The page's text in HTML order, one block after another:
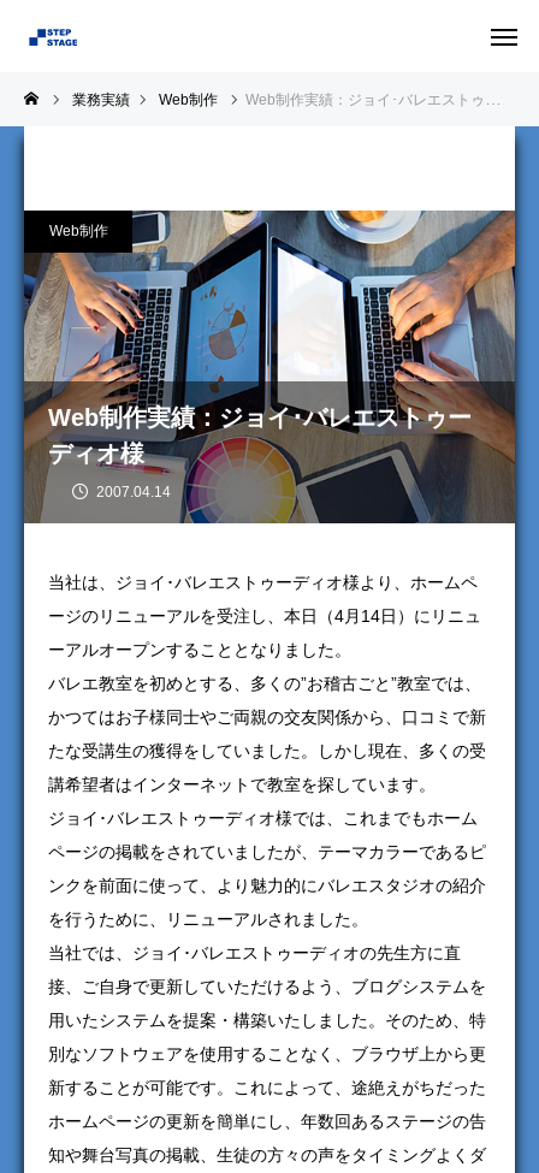
業務実績 Web制作 Web制作実績：ジョイ･バレエストゥーディオ様
Web制作実績：ジョイ･バレエストゥー
ディオ様
2007.04.14
Web制作
当社は、ジョイ･バレエストゥーディオ様より、ホームペ
ージのリニューアルを受注し、本日（4月14日）にリニュ
ーアルオープンすることとなりました。
バレエ教室を初めとする、多くの”お稽古ごと”教室では、
かつてはお子様同士やご両親の交友関係から、口コミで新
たな受講生の獲得をしていました。しかし現在、多くの受
講希望者はインターネットで教室を探しています。
ジョイ･バレエストゥーディオ様では、これまでもホーム
ページの掲載をされていましたが、テーマカラーであるピ
ンクを前面に使って、より魅力的にバレエスタジオの紹介
を行うために、リニューアルされました。
当社では、ジョイ･バレエストゥーディオの先生方に直
接、ご自身で更新していただけるよう、ブログシステムを
用いたシステムを提案・構築いたしました。そのため、特
別なソフトウェアを使用することなく、ブラウザ上から更
新することが可能です。これによって、途絶えがちだった
ホームページの更新を簡単にし、年数回あるステージの告
知や舞台写真の掲載、生徒の方々の声をタイミングよくダ